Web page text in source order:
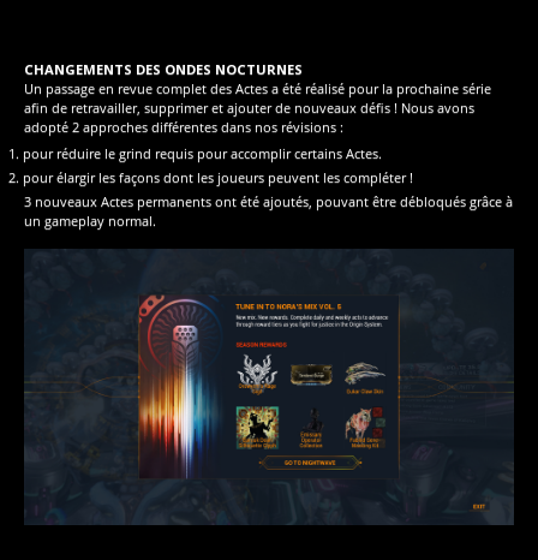
CHANGEMENTS DES ONDES NOCTURNES
Un passage en revue complet des Actes a été réalisé pour la prochaine série
afin de retravailler, supprimer et ajouter de nouveaux défis ! Nous avons
adopté 2 approches différentes dans nos révisions :
pour réduire le grind requis pour accomplir certains Actes.
pour élargir les façons dont les joueurs peuvent les compléter !
3 nouveaux Actes permanents ont été ajoutés, pouvant être débloqués grâce à
un gameplay normal.